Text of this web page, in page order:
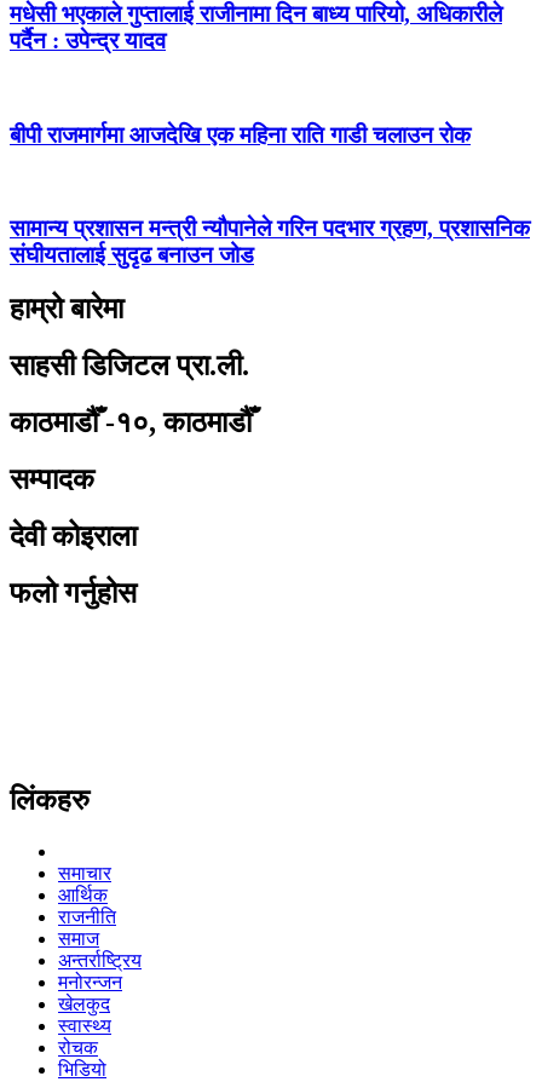
मधेसी भएकाले गुप्तालाई राजीनामा दिन बाध्य पारियो, अधिकारीले
पर्दैन : उपेन्द्र यादव
बीपी राजमार्गमा आजदेखि एक महिना राति गाडी चलाउन रोक
सामान्य प्रशासन मन्त्री न्यौपानेले गरिन पदभार ग्रहण, प्रशासनिक
संघीयतालाई सुदृढ बनाउन जोड
हाम्रो बारेमा
साहसी डिजिटल प्रा.ली.
काठमाडौँ -१०, काठमाडौँ
सम्पादक
देवी कोइराला
फलो गर्नुहोस
लिंकहरु
समाचार
आर्थिक
राजनीति
समाज
अन्तर्राष्ट्रिय
मनोरन्जन
खेलकुद
स्वास्थ्य
रोचक
भिडियो